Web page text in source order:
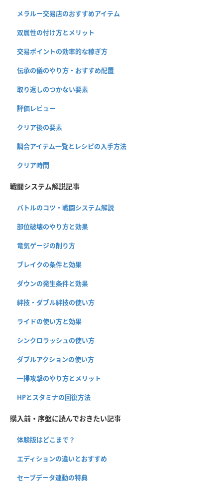
メラルー交易店のおすすめアイテム
双属性の付け方とメリット
交易ポイントの効率的な稼ぎ方
伝承の儀のやり方・おすすめ配置
取り返しのつかない要素
評価レビュー
クリア後の要素
調合アイテム一覧とレシピの入手方法
クリア時間
戦闘システム解説記事
バトルのコツ・戦闘システム解説
部位破壊のやり方と効果
竜気ゲージの削り方
ブレイクの条件と効果
ダウンの発生条件と効果
絆技・ダブル絆技の使い方
ライドの使い方と効果
シンクロラッシュの使い方
ダブルアクションの使い方
一掃攻撃のやり方とメリット
HPとスタミナの回復方法
購入前・序盤に読んでおきたい記事
体験版はどこまで？
エディションの違いとおすすめ
セーブデータ連動の特典